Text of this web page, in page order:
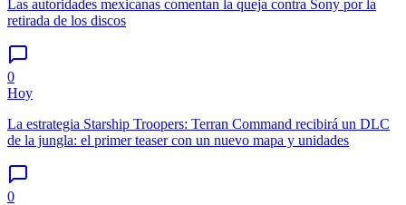
Las autoridades mexicanas comentan la queja contra Sony por la
retirada de los discos
0
Hoy
La estrategia Starship Troopers: Terran Command recibirá un DLC
de la jungla: el primer teaser con un nuevo mapa y unidades
0